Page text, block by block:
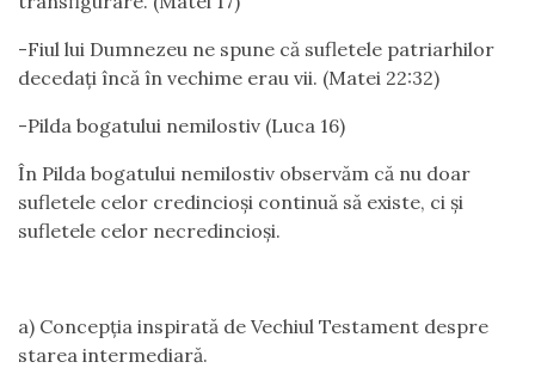
-Fiul lui Dumnezeu ne spune că sufletele patriarhilor
decedați încă în vechime erau vii. (Matei 22:32)
-Pilda bogatului nemilostiv (Luca 16)
În Pilda bogatului nemilostiv observăm că nu doar
sufletele celor credincioși continuă să existe, ci și
sufletele celor necredincioși.
a) Concepția inspirată de Vechiul Testament despre
starea intermediară.